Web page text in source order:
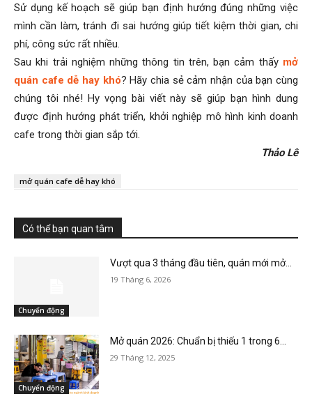
Sử dụng kế hoạch sẽ giúp bạn định hướng đúng những việc
mình cần làm, tránh đi sai hướng giúp tiết kiệm thời gian, chi
phí, công sức rất nhiều.
Sau khi trải nghiệm những thông tin trên, bạn cảm thấy mở
quán cafe dễ hay khó? Hãy chia sẻ cảm nhận của bạn cùng
chúng tôi nhé! Hy vọng bài viết này sẽ giúp bạn hình dung
được định hướng phát triển, khởi nghiệp mô hình kinh doanh
cafe trong thời gian sắp tới.
Thảo Lê
mở quán cafe dễ hay khó
Có thể bạn quan tâm
Chuyển động
Vượt qua 3 tháng đầu tiên, quán mới mở...
19 Tháng 6, 2026
Chuyển động
Mở quán 2026: Chuẩn bị thiếu 1 trong 6...
29 Tháng 12, 2025